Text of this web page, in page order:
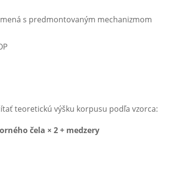
s predmontovaným mechanizmom
teoretickú výšku korpusu podľa vzorca:
čela × 2 + medzery